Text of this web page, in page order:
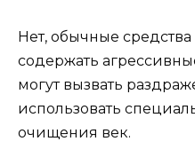
Нет, обычные
содержать
могут вызвать
использовать
очищения век.